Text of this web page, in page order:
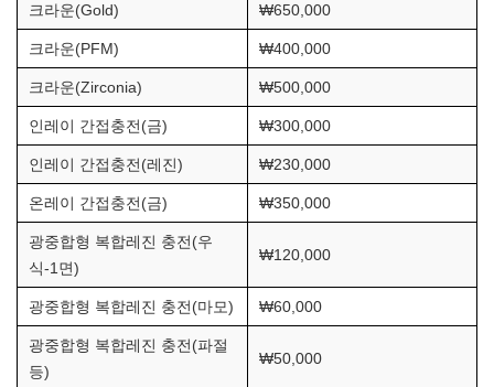
크라운(Gold) ₩650,000
크라운(PFM) ₩400,000
크라운(Zirconia) ₩500,000
인레이 간접충전(금) ₩300,000
인레이 간접충전(레진) ₩230,000
온레이 간접충전(금) ₩350,000
광중합형 복합레진 충전(우
식-1면)
₩120,000
광중합형 복합레진 충전(마모) ₩60,000
광중합형 복합레진 충전(파절
등)
₩50,000